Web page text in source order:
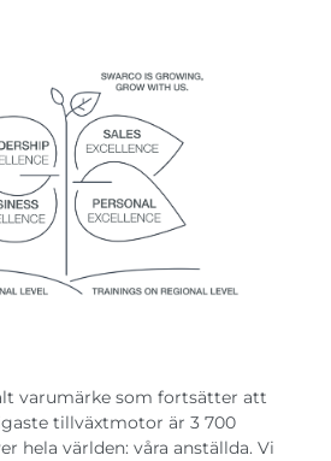
Español
your country:
Jamaica
Bulgaria
Macedonia
New Zealand
varumärke som fortsätter att
tillväxtmotor är 3 700
hela världen: våra anställda. Vi